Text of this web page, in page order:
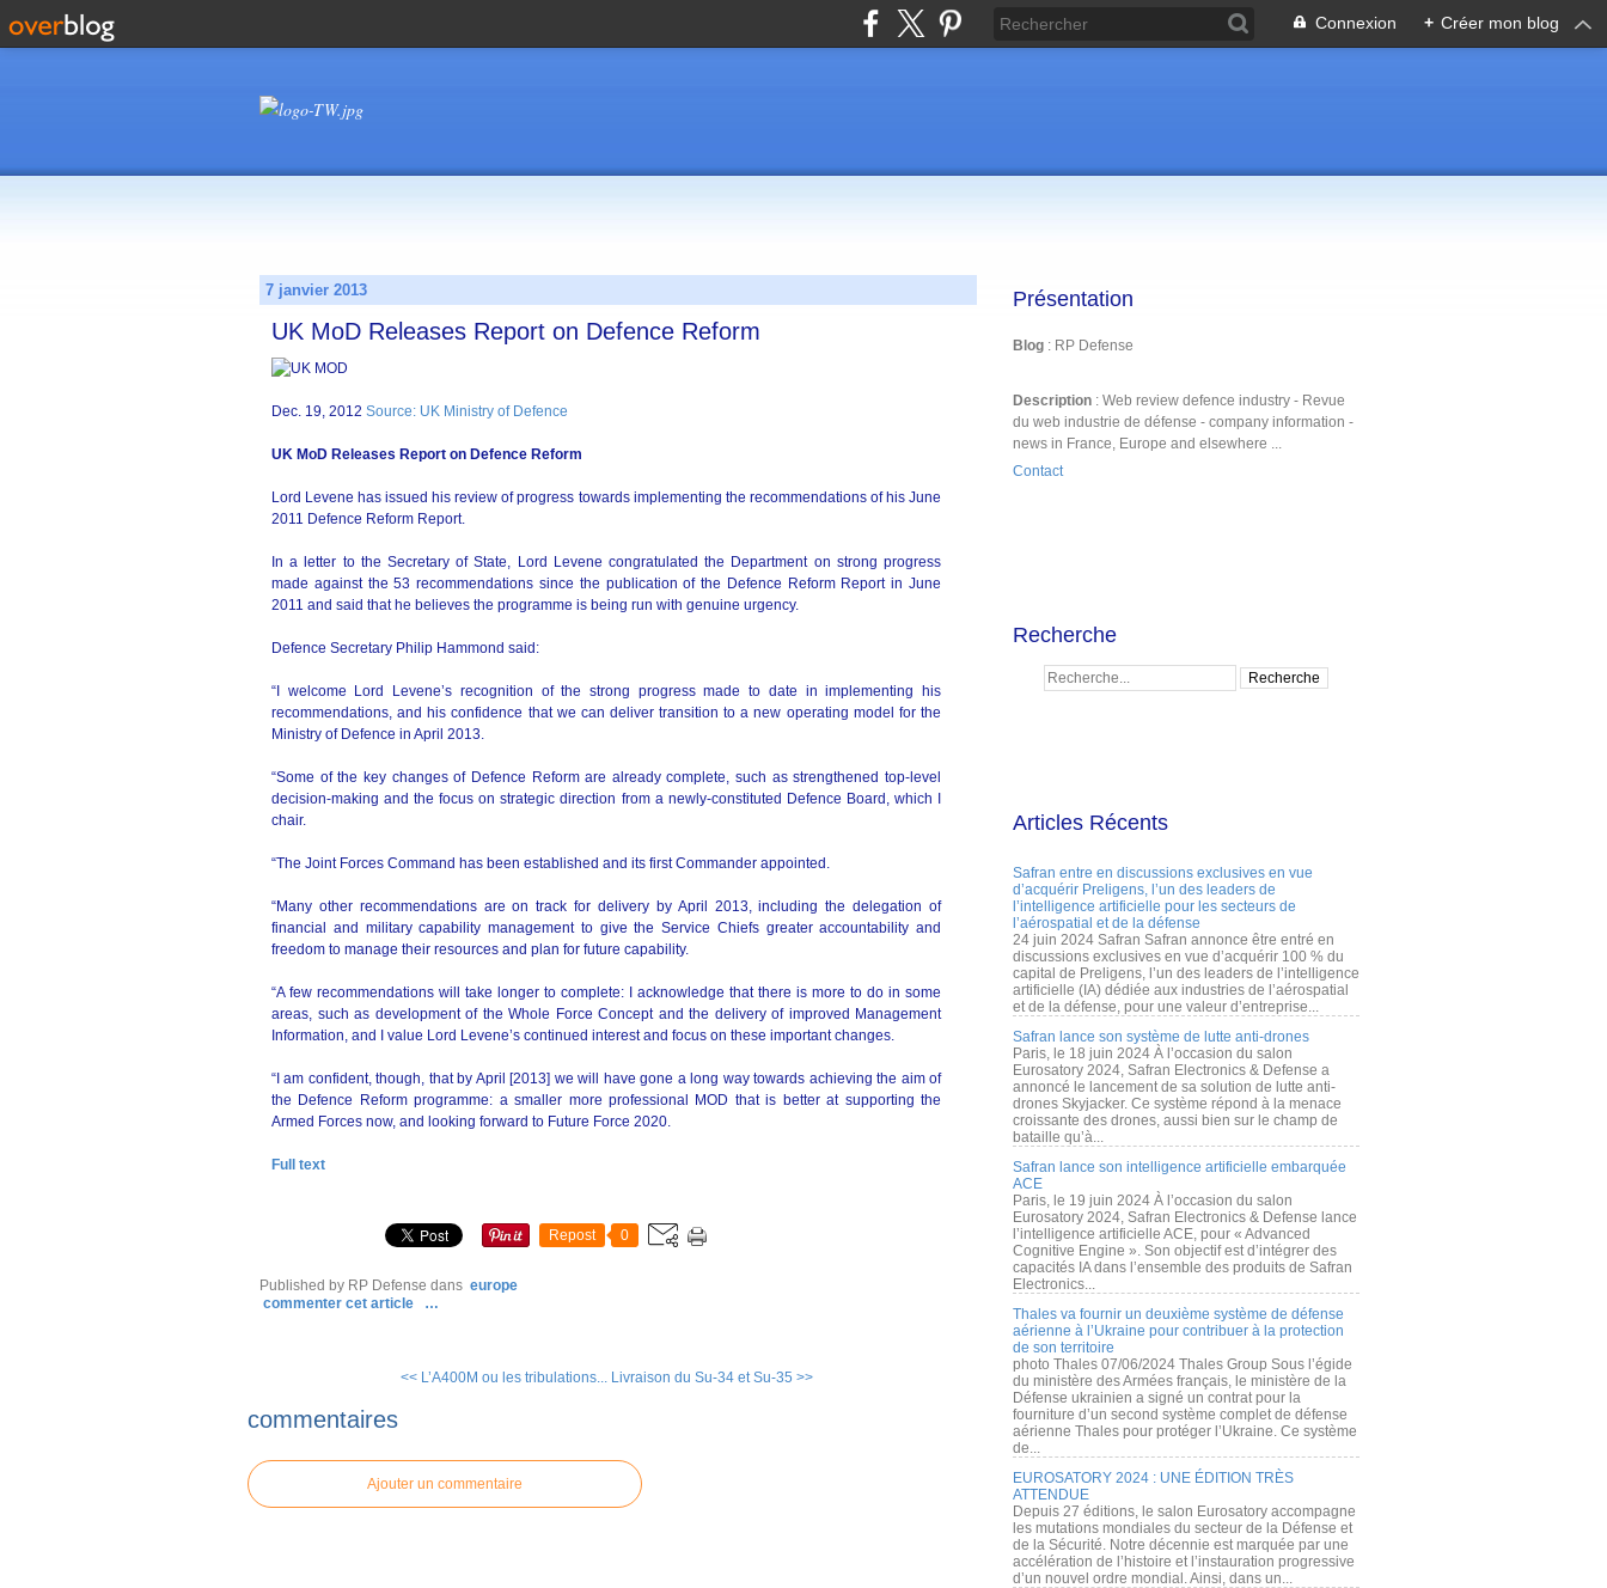
Connexion + Créer mon blog
7 janvier 2013
UK MoD Releases Report on Defence Reform
Dec. 19, 2012 Source: UK Ministry of Defence
UK MoD Releases Report on Defence Reform
Lord Levene has issued his review of progress towards implementing the recommendations of his June
2011 Defence Reform Report.
In a letter to the Secretary of State, Lord Levene congratulated the Department on strong progress
made against the 53 recommendations since the publication of the Defence Reform Report in June
2011 and said that he believes the programme is being run with genuine urgency.
Defence Secretary Philip Hammond said:
“I welcome Lord Levene’s recognition of the strong progress made to date in implementing his
recommendations, and his confidence that we can deliver transition to a new operating model for the
Ministry of Defence in April 2013.
“Some of the key changes of Defence Reform are already complete, such as strengthened top-level
decision-making and the focus on strategic direction from a newly-constituted Defence Board, which I
chair.
“The Joint Forces Command has been established and its first Commander appointed.
“Many other recommendations are on track for delivery by April 2013, including the delegation of
financial and military capability management to give the Service Chiefs greater accountability and
freedom to manage their resources and plan for future capability.
“A few recommendations will take longer to complete: I acknowledge that there is more to do in some
areas, such as development of the Whole Force Concept and the delivery of improved Management
Information, and I value Lord Levene’s continued interest and focus on these important changes.
“I am confident, though, that by April [2013] we will have gone a long way towards achieving the aim of
the Defence Reform programme: a smaller more professional MOD that is better at supporting the
Armed Forces now, and looking forward to Future Force 2020.
Full text
Repost 0
Published by RP Defense dans europe
commenter cet article
…
<< L’A400M ou les tribulations... Livraison du Su-34 et Su-35 >>
commentaires
Ajouter un commentaire
Présentation
Blog : RP Defense
Description : Web review defence industry - Revue
du web industrie de défense - company information -
news in France, Europe and elsewhere ...
Contact
Recherche
Articles Récents
Safran entre en discussions exclusives en vue
d’acquérir Preligens, l’un des leaders de
l’intelligence artificielle pour les secteurs de
l’aérospatial et de la défense
24 juin 2024 Safran Safran annonce être entré en
discussions exclusives en vue d’acquérir 100 % du
capital de Preligens, l’un des leaders de l’intelligence
artificielle (IA) dédiée aux industries de l’aérospatial
et de la défense, pour une valeur d’entreprise...
Safran lance son système de lutte anti-drones
Paris, le 18 juin 2024 À l’occasion du salon
Eurosatory 2024, Safran Electronics & Defense a
annoncé le lancement de sa solution de lutte anti-
drones Skyjacker. Ce système répond à la menace
croissante des drones, aussi bien sur le champ de
bataille qu’à...
Safran lance son intelligence artificielle embarquée
ACE
Paris, le 19 juin 2024 À l’occasion du salon
Eurosatory 2024, Safran Electronics & Defense lance
l’intelligence artificielle ACE, pour « Advanced
Cognitive Engine ». Son objectif est d’intégrer des
capacités IA dans l’ensemble des produits de Safran
Electronics...
Thales va fournir un deuxième système de défense
aérienne à l’Ukraine pour contribuer à la protection
de son territoire
photo Thales 07/06/2024 Thales Group Sous l’égide
du ministère des Armées français, le ministère de la
Défense ukrainien a signé un contrat pour la
fourniture d’un second système complet de défense
aérienne Thales pour protéger l’Ukraine. Ce système
de...
EUROSATORY 2024 : UNE ÉDITION TRÈS
ATTENDUE
Depuis 27 éditions, le salon Eurosatory accompagne
les mutations mondiales du secteur de la Défense et
de la Sécurité. Notre décennie est marquée par une
accélération de l’histoire et l’instauration progressive
d’un nouvel ordre mondial. Ainsi, dans un...